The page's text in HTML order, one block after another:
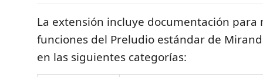
La extensión incluye documentación para
funciones del Preludio estándar de
en las siguientes categorías: